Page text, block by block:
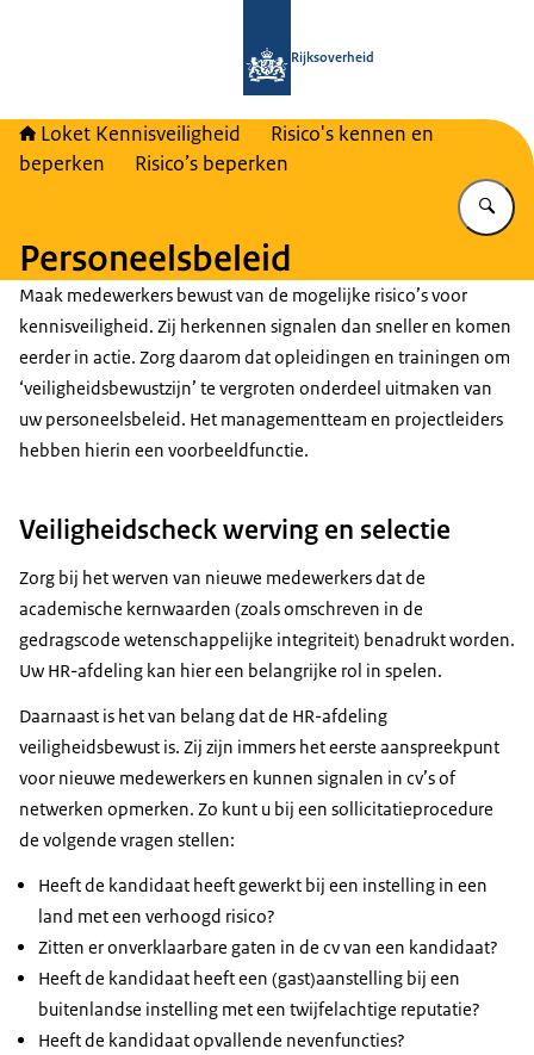
Rijksoverheid
Loket Kennisveiligheid
Risico's kennen en
beperken
Risico’s beperken
Personeelsbeleid
Maak medewerkers bewust van de mogelijke risico’s voor
kennisveiligheid. Zij herkennen signalen dan sneller en komen
eerder in actie. Zorg daarom dat opleidingen en trainingen om
‘veiligheidsbewustzijn’ te vergroten onderdeel uitmaken van
uw personeelsbeleid. Het managementteam en projectleiders
hebben hierin een voorbeeldfunctie.
Veiligheidscheck werving en selectie
Zorg bij het werven van nieuwe medewerkers dat de
academische kernwaarden (zoals omschreven in de
gedragscode wetenschappelijke integriteit) benadrukt worden.
Uw HR-afdeling kan hier een belangrijke rol in spelen.
Daarnaast is het van belang dat de HR-afdeling
veiligheidsbewust is. Zij zijn immers het eerste aanspreekpunt
voor nieuwe medewerkers en kunnen signalen in cv’s of
netwerken opmerken. Zo kunt u bij een sollicitatieprocedure
de volgende vragen stellen:
Heeft de kandidaat heeft gewerkt bij een instelling in een
land met een verhoogd risico?
Zitten er onverklaarbare gaten in de cv van een kandidaat?
Heeft de kandidaat heeft een (gast)aanstelling bij een
buitenlandse instelling met een twijfelachtige reputatie?
Heeft de kandidaat opvallende nevenfuncties?